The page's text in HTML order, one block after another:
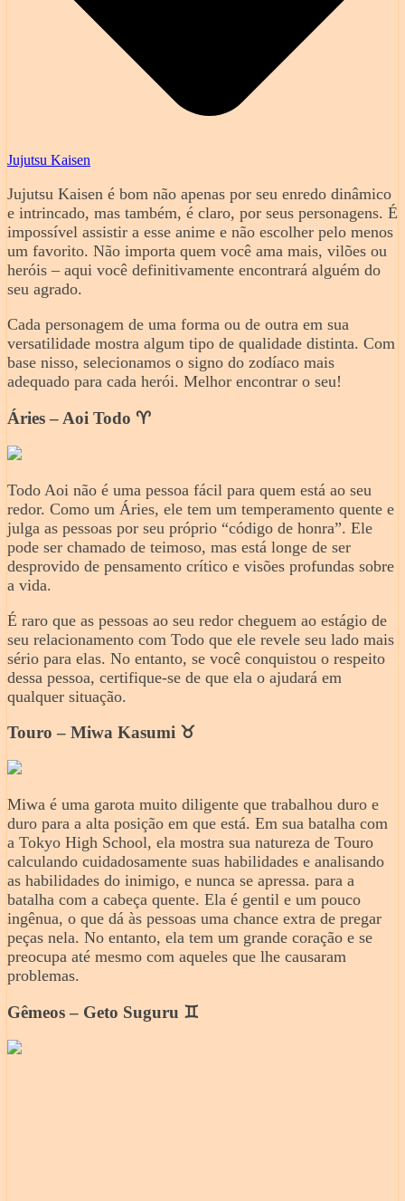
Jujutsu Kaisen
Jujutsu Kaisen é bom não apenas por seu enredo dinâmico
e intrincado, mas também, é claro, por seus personagens. É
impossível assistir a esse anime e não escolher pelo menos
um favorito. Não importa quem você ama mais, vilões ou
heróis – aqui você definitivamente encontrará alguém do
seu agrado.
Cada personagem de uma forma ou de outra em sua
versatilidade mostra algum tipo de qualidade distinta. Com
base nisso, selecionamos o signo do zodíaco mais
adequado para cada herói. Melhor encontrar o seu!
Áries – Aoi Todo ♈️
Todo Aoi não é uma pessoa fácil para quem está ao seu
redor. Como um Áries, ele tem um temperamento quente e
julga as pessoas por seu próprio “código de honra”. Ele
pode ser chamado de teimoso, mas está longe de ser
desprovido de pensamento crítico e visões profundas sobre
a vida.
É raro que as pessoas ao seu redor cheguem ao estágio de
seu relacionamento com Todo que ele revele seu lado mais
sério para elas. No entanto, se você conquistou o respeito
dessa pessoa, certifique-se de que ela o ajudará em
qualquer situação.
Touro – Miwa Kasumi ♉️
Miwa é uma garota muito diligente que trabalhou duro e
duro para a alta posição em que está. Em sua batalha com
a Tokyo High School, ela mostra sua natureza de Touro
calculando cuidadosamente suas habilidades e analisando
as habilidades do inimigo, e nunca se apressa. para a
batalha com a cabeça quente. Ela é gentil e um pouco
ingênua, o que dá às pessoas uma chance extra de pregar
peças nela. No entanto, ela tem um grande coração e se
preocupa até mesmo com aqueles que lhe causaram
problemas.
Gêmeos – Geto Suguru ♊️